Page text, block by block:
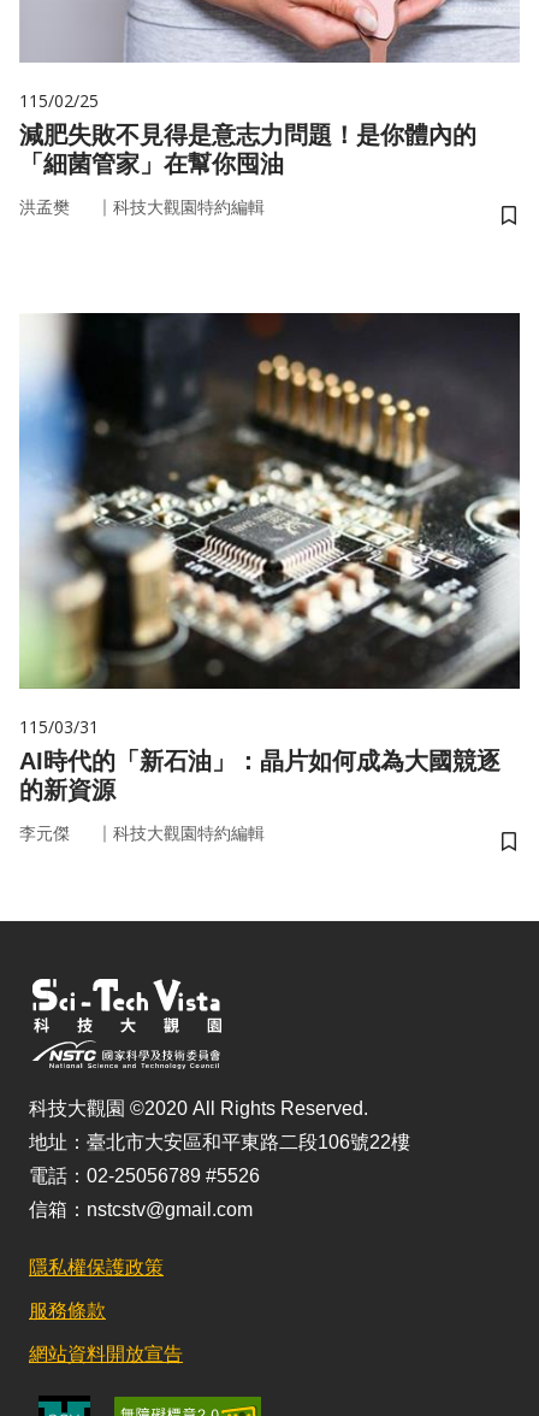
115/02/25
減肥失敗不見得是意志力問題！是你體內的
「細菌管家」在幫你囤油
洪孟樊 ｜ 科技大觀園特約編輯
儲
115/03/31
AI時代的「新石油」：晶片如何成為大國競逐
的新資源
李元傑 ｜ 科技大觀園特約編輯
儲
科技大觀園 ©2020 All Rights Reserved.
地址：臺北市大安區和平東路二段106號22樓
電話：02-25056789 #5526
信箱：nstcstv@gmail.com
隱私權保護政策
服務條款
網站資料開放宣告